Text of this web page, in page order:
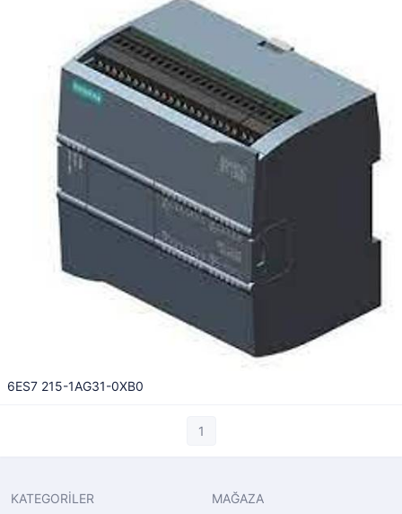
6ES7 215-1AG31-0XB0
1
KATEGORİLER MAĞAZA